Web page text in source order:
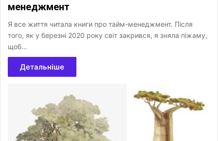
менеджмент
Я все життя читала книги про тайм-менеджмент. Після
того, як у березні 2020 року світ закрився, я зняла піжаму,
щоб…
Детальніше